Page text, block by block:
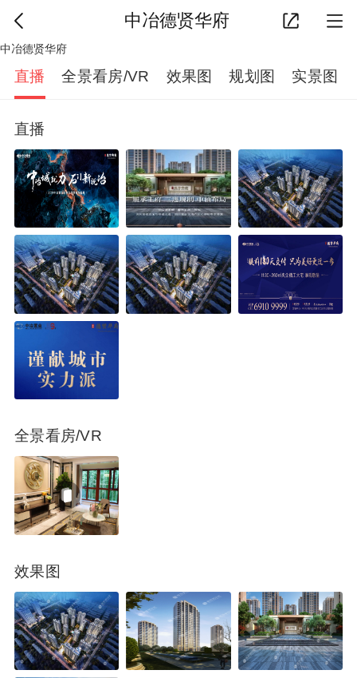
中冶德贤华府
中冶德贤华府
直播 全景看房/VR 效果图 规划图 实景图
直播
全景看房/VR
效果图